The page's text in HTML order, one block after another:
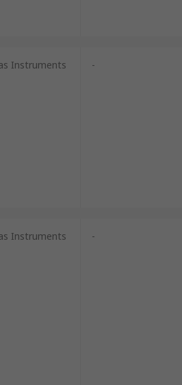
Instruments -
Instruments -